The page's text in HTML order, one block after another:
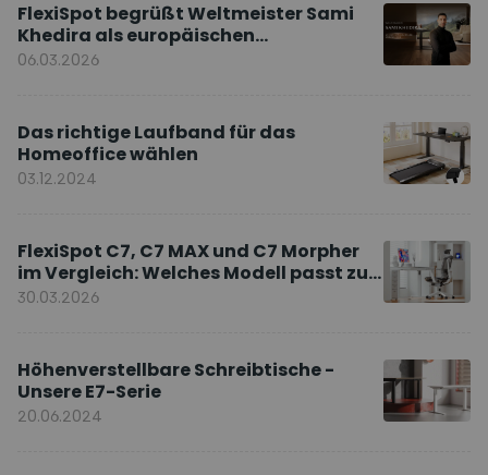
FlexiSpot begrüßt Weltmeister Sami
Khedira als europäischen
Markenbotschafter
06.03.2026
Das richtige Laufband für das
Homeoffice wählen
03.12.2024
FlexiSpot C7, C7 MAX und C7 Morpher
im Vergleich: Welches Modell passt zu
Ihnen?
30.03.2026
Höhenverstellbare Schreibtische -
Unsere E7-Serie
20.06.2024